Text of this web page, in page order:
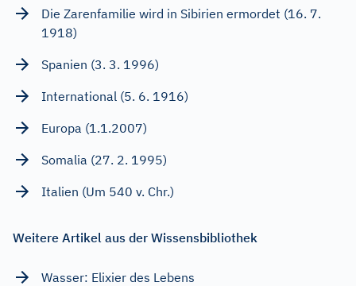
Die Zarenfamilie wird in Sibirien ermordet (16. 7.
1918)
Spanien (3. 3. 1996)
International (5. 6. 1916)
Europa (1.1.2007)
Somalia (27. 2. 1995)
Italien (Um 540 v. Chr.)
Weitere Artikel aus der Wissensbibliothek
Wasser: Elixier des Lebens